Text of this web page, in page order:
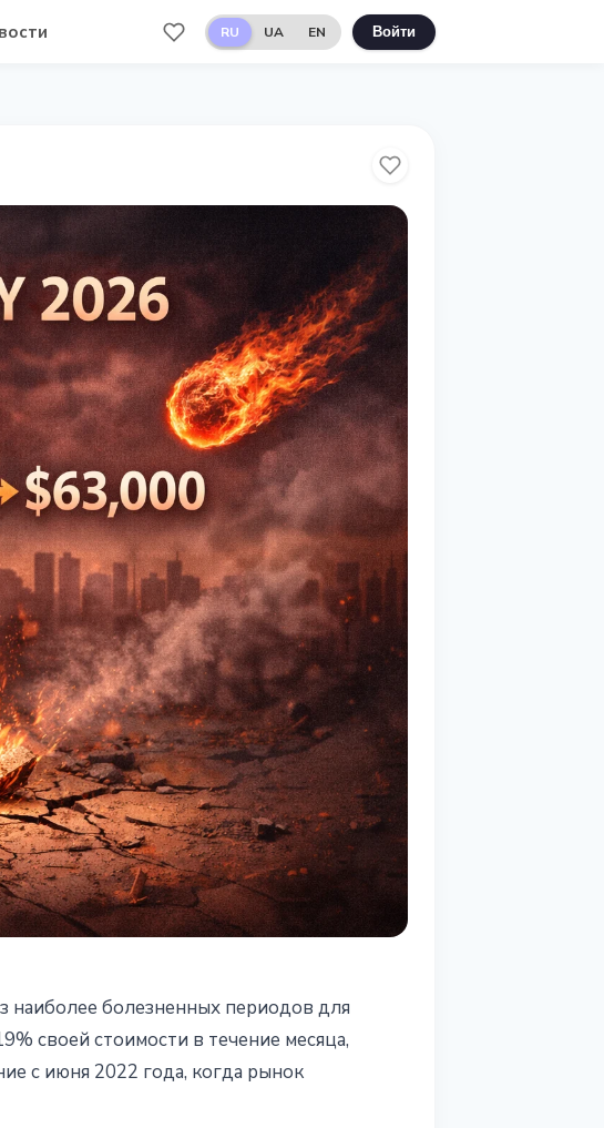
RU UA EN Войти
наиболее болезненных периодов для
своей стоимости в течение месяца,
с июня 2022 года, когда рынок